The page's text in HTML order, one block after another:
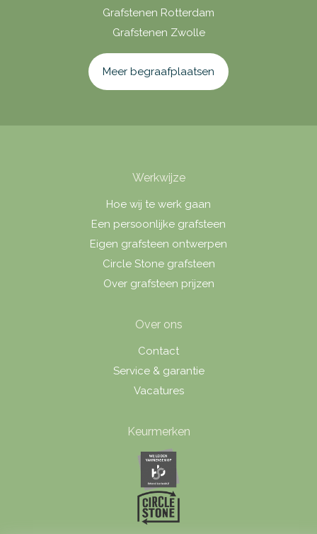
Grafstenen Rotterdam
Grafstenen Zwolle
Meer begraafplaatsen
Werkwijze
Hoe wij te werk gaan
Een persoonlijke grafsteen
Eigen grafsteen ontwerpen
Circle Stone grafsteen
Over grafsteen prijzen
Over ons
Contact
Service & garantie
Vacatures
Keurmerken